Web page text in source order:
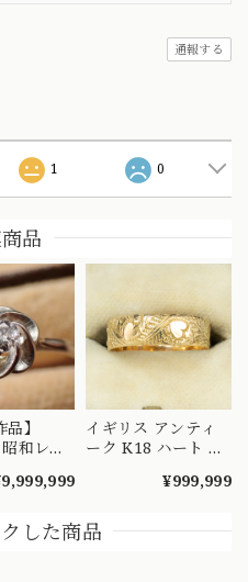
通報する
1 0
品
品】
和レト
り梅
様 ～
可憐な華
イギリス アンティ
ーク K18 ハート エ
り リング 1908年 バ
ーディアン 全周彫
刻 総柄 MR00841
¥999,999
した商品